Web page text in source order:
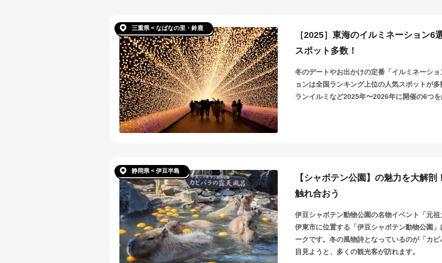
三重県 < なばなの里・鈴鹿
［2025］東海のイルミネーション
スポット多数！
冬のデートやお出かけの定番「イルミネーシ
ョンは全国ランキング上位の人気スポットが
ランイルミなど2025年〜2026年に開催の6つ
静岡県 < 伊豆半島
【シャボテン公園】の魅力を大解
触れ合おう
伊豆シャボテン動物公園の名物イベント「元
伊東市に位置する「伊豆シャボテン動物公園
ークです。冬の風物詩となっているのが「カ
目見ようと、多くの観光客が訪れます。